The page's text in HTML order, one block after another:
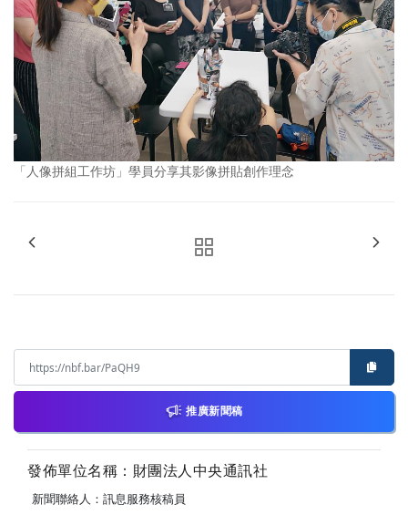
「人像拼組工作坊」學員分享其影像拼貼創作理念
推廣新聞稿
發佈單位名稱：財團法人中央通訊社
新聞聯絡人：訊息服務核稿員